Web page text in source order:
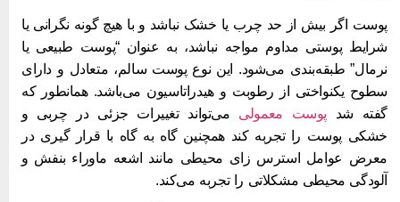
اگر بیش از حد چرب یا خشک نباشد و با هیچ گونه نگرانی یا
پوستی مداوم مواجه نباشد، به عنوان “پوست طبیعی یا
طبقه‌بندی می‌شود. این نوع پوست سالم، متعادل و دارای
یکنواختی از رطوبت و هیدراتاسیون می‌باشد. همانطور که
شدپوست معمولیمی‌تواند تغییرات جزئی در چربی و
پوست را تجربه کند همچنین گاه به گاه با قرار گیری در
عوامل استرس زای محیطی مانند اشعه ماوراء بنفش و
محیطی مشکلاتی را تجربه می‌کند.